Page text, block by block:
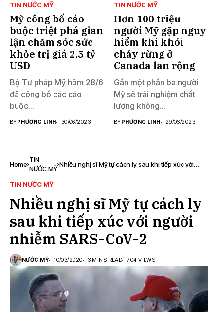
TIN NƯỚC MỸ
Mỹ công bố cáo
buộc triệt phá gian
lận chăm sóc sức
khỏe trị giá 2,5 tỷ
USD
Bộ Tư pháp Mỹ hôm 28/6
đã công bố các cáo
buộc...
BYPHƯƠNG LINH 30/06/2023
TIN NƯỚC MỸ
Hơn 100 triệu
người Mỹ gặp nguy
hiểm khi khói
cháy rừng ở
Canada lan rộng
Gần một phần ba người
Mỹ sẽ trải nghiệm chất
lượng không...
BYPHƯƠNG LINH 29/06/2023
Home
TIN
NƯỚC MỸ
Nhiều nghị sĩ Mỹ tự cách ly sau khi tiếp xúc với
TIN NƯỚC MỸ
Nhiều nghị sĩ Mỹ tự cách ly
sau khi tiếp xúc với người
nhiễm SARS-CoV-2
NƯỚC MỸ 10/03/2020 3 MINS READ 704 VIEWS